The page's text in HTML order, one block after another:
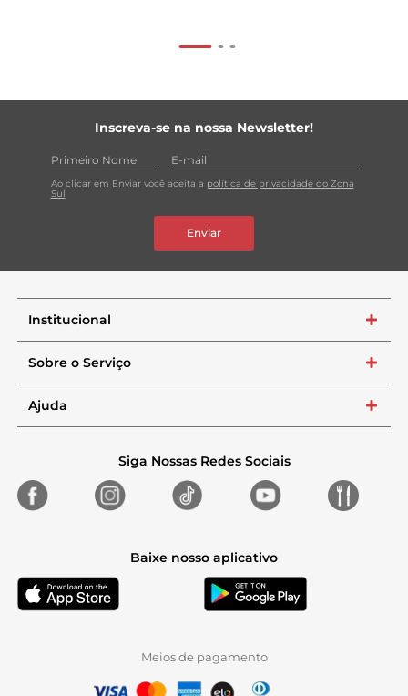
Inscreva-se na nossa Newsletter!
Ao clicar em Enviar você aceita a política de privacidade do Zona
Sul
Enviar
Institucional +
Sobre o Serviço +
Ajuda +
Siga Nossas Redes Sociais
Baixe nosso aplicativo
Meios de pagamento